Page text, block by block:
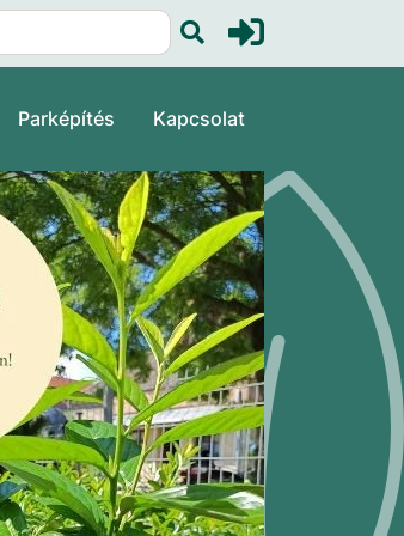
Parképítés Kapcsolat